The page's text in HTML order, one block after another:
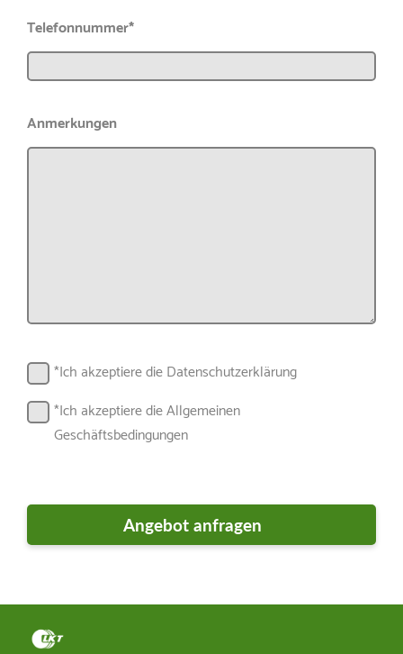
Dirk Egger
Telefonnummer*
Anmerkungen
*Ich akzeptiere die Datenschutzerklärung
*Ich akzeptiere die Allgemeinen
Geschäftsbedingungen